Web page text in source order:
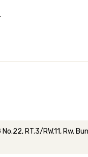
RT.3/RW.11, Rw.